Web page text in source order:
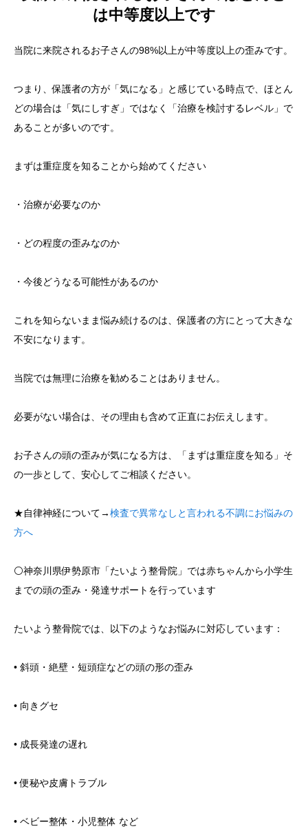
は中等度以上です
当院に来院されるお子さんの98%以上が中等度以上の歪みです。
つまり、保護者の方が「気になる」と感じている時点で、ほとん
どの場合は「気にしすぎ」ではなく「治療を検討するレベル」で
あることが多いのです。
まずは重症度を知ることから始めてください
・治療が必要なのか
・どの程度の歪みなのか
・今後どうなる可能性があるのか
これを知らないまま悩み続けるのは、保護者の方にとって大きな
不安になります。
当院では無理に治療を勧めることはありません。
必要がない場合は、その理由も含めて正直にお伝えします。
お子さんの頭の歪みが気になる方は、「まずは重症度を知る」そ
の一歩として、安心してご相談ください。
★自律神経について→検査で異常なしと言われる不調にお悩みの
方へ
⚪️神奈川県伊勢原市「たいよう整骨院」では赤ちゃんから小学生
までの頭の歪み・発達サポートを行っています
たいよう整骨院では、以下のようなお悩みに対応しています：
• 斜頭・絶壁・短頭症などの頭の形の歪み
• 向きグセ
• 成長発達の遅れ
• 便秘や皮膚トラブル
• ベビー整体・小児整体 など